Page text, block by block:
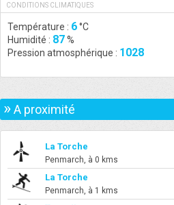
CONDITIONS CLIMATIQUES
Température : 6°C
Humidité : 87%
Pression atmosphérique : 1028
»A proximité
La Torche
Penmarch, à 0 kms
La Torche
Penmarch, à 1 kms